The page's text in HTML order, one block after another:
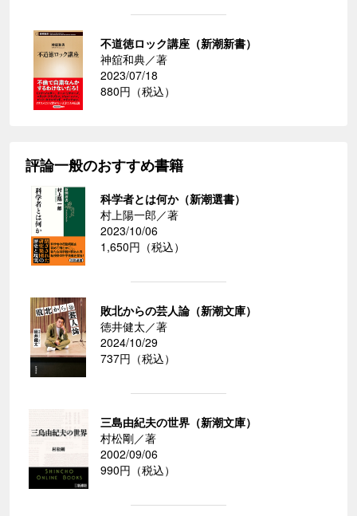
不道徳ロック講座（新潮新書）
神舘和典／著
2023/07/18
880円（税込）
評論一般のおすすめ書籍
科学者とは何か（新潮選書）
村上陽一郎／著
2023/10/06
1,650円（税込）
敗北からの芸人論（新潮文庫）
徳井健太／著
2024/10/29
737円（税込）
三島由紀夫の世界（新潮文庫）
村松剛／著
2002/09/06
990円（税込）